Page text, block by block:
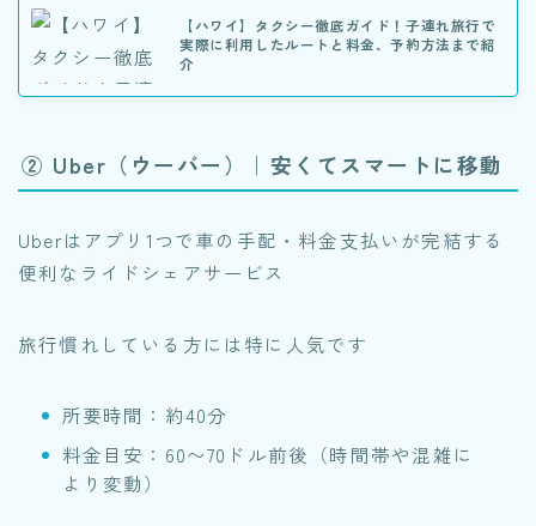
【ハワイ】タクシー徹底ガイド！子連れ旅行で
実際に利用したルートと料金、予約方法まで紹
介
② Uber（ウーバー）｜安くてスマートに移動
Uberはアプリ1つで車の手配・料金支払いが完結する
便利なライドシェアサービス
旅行慣れしている方には特に人気です
所要時間：約40分
料金目安：60〜70ドル前後（時間帯や混雑に
より変動）